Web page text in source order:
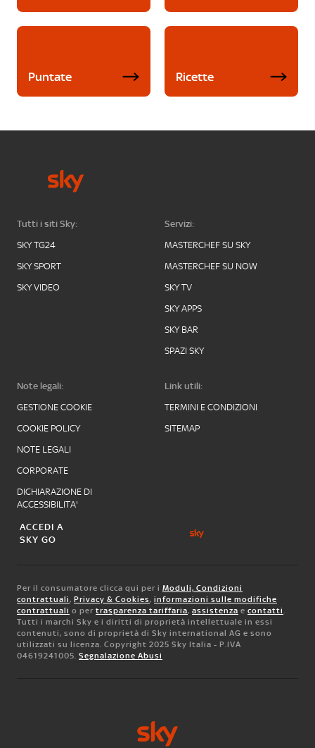
Puntate Ricette
Tutti i siti Sky:
SKY TG24
SKY SPORT
SKY VIDEO
Servizi:
MASTERCHEF SU SKY
MASTERCHEF SU NOW
SKY TV
SKY APPS
SKY BAR
SPAZI SKY
Note legali:
GESTIONE COOKIE
COOKIE POLICY
NOTE LEGALI
CORPORATE
DICHIARAZIONE DI
ACCESSIBILITA'
Link utili:
TERMINI E CONDIZIONI
SITEMAP
ACCEDI A
SKY GO
Per il consumatore clicca qui per i Moduli, Condizioni
contrattuali, Privacy & Cookies, informazioni sulle modifiche
contrattuali o per trasparenza tariffaria, assistenza e contatti.
Tutti i marchi Sky e i diritti di proprietà intellettuale in essi
contenuti, sono di proprietà di Sky international AG e sono
utilizzati su licenza. Copyright 2025 Sky Italia - P.IVA
04619241005. Segnalazione Abusi